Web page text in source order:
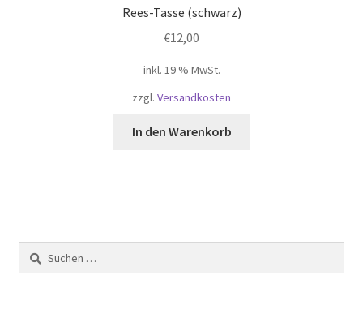
Rees-Tasse (schwarz)
€12,00
inkl. 19 % MwSt.
zzgl. Versandkosten
In den Warenkorb
Suchen
nach: